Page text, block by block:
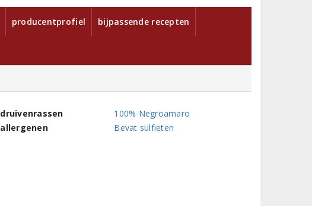
producentprofiel bijpassende recepten
druivenrassen
100% Negroamaro
allergenen
Bevat sulfieten